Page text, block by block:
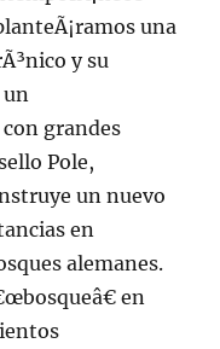
una
y su
un
grandes
Pole,
un nuevo
en
alemanes.
en